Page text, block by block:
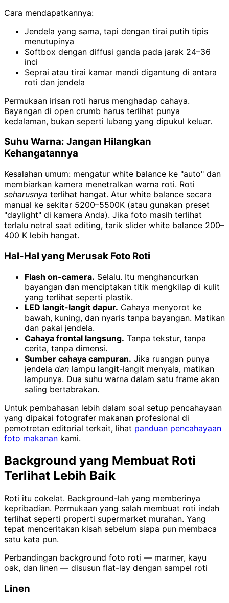
Cara mendapatkannya:
Jendela yang sama, tapi dengan tirai putih tipis
menutupinya
Softbox dengan diffusi ganda pada jarak 24–36
inci
Seprai atau tirai kamar mandi digantung di antara
roti dan jendela
Permukaan irisan roti harus menghadap cahaya.
Bayangan di open crumb harus terlihat punya
kedalaman, bukan seperti lubang yang dipukul keluar.
Suhu Warna: Jangan Hilangkan
Kehangatannya
Kesalahan umum: mengatur white balance ke "auto" dan
membiarkan kamera menetralkan warna roti. Roti
seharusnya terlihat hangat. Atur white balance secara
manual ke sekitar 5200–5500K (atau gunakan preset
"daylight" di kamera Anda). Jika foto masih terlihat
terlalu netral saat editing, tarik slider white balance 200–
400 K lebih hangat.
Hal-Hal yang Merusak Foto Roti
Flash on-camera. Selalu. Itu menghancurkan
bayangan dan menciptakan titik mengkilap di kulit
yang terlihat seperti plastik.
LED langit-langit dapur. Cahaya menyorot ke
bawah, kuning, dan nyaris tanpa bayangan. Matikan
dan pakai jendela.
Cahaya frontal langsung. Tanpa tekstur, tanpa
cerita, tanpa dimensi.
Sumber cahaya campuran. Jika ruangan punya
jendela dan lampu langit-langit menyala, matikan
lampunya. Dua suhu warna dalam satu frame akan
saling bertabrakan.
Untuk pembahasan lebih dalam soal setup pencahayaan
yang dipakai fotografer makanan profesional di
pemotretan editorial terkait, lihat panduan pencahayaan
foto makanan kami.
Background yang Membuat Roti
Terlihat Lebih Baik
Roti itu cokelat. Background-lah yang memberinya
kepribadian. Permukaan yang salah membuat roti indah
terlihat seperti properti supermarket murahan. Yang
tepat menceritakan kisah sebelum siapa pun membaca
satu kata pun.
Perbandingan background foto roti — marmer, kayu
oak, dan linen — disusun flat-lay dengan sampel roti
Linen